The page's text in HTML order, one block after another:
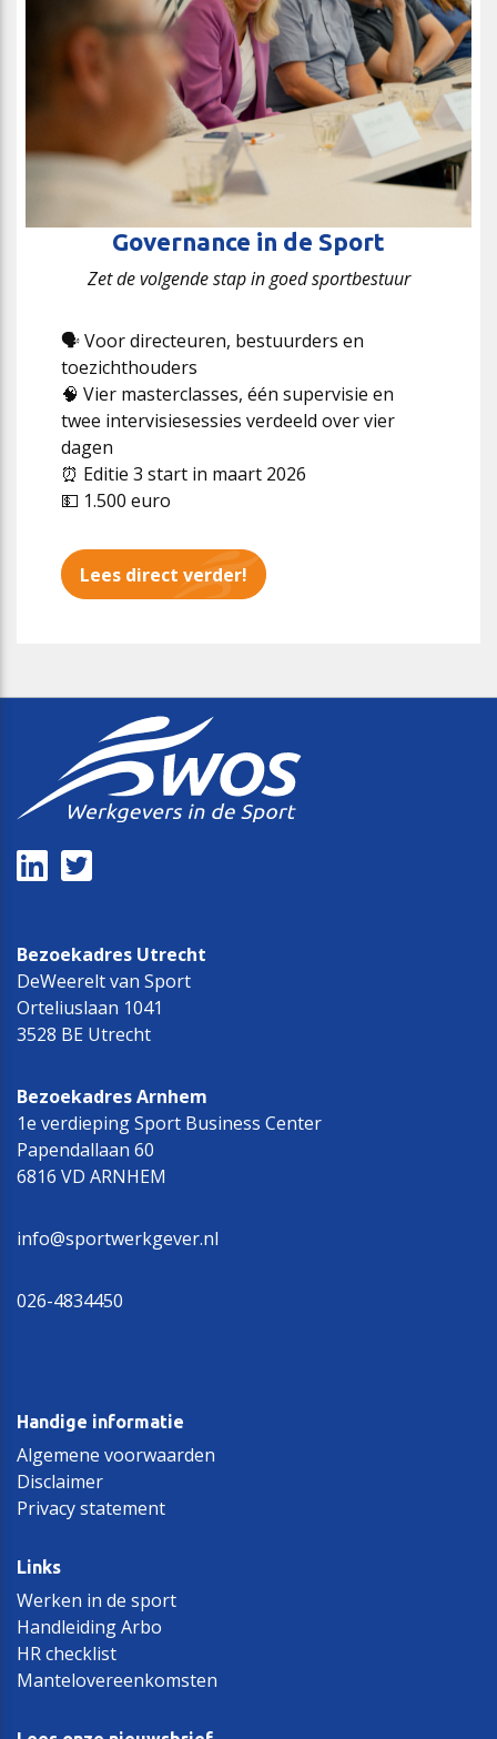
Governance in de Sport
Zet de volgende stap in goed sportbestuur
🗣️ Voor directeuren, bestuurders en
toezichthouders
🧠 Vier masterclasses, één supervisie en
twee intervisiesessies verdeeld over vier
dagen
⏰ Editie 3 start in maart 2026
💵 1.500 euro
Lees direct verder!
Bezoekadres Utrecht
DeWeerelt van Sport
Orteliuslaan 1041
3528 BE Utrecht
Bezoekadres Arnhem
1e verdieping Sport Business Center
Papendallaan 60
6816 VD ARNHEM
info@sportwerkgever.nl
026-4834450
Handige informatie
Algemene voorwaarden
Disclaimer
Privacy statement
Links
Werken in de sport
Handleiding Arbo
HR checklist
Mantelovereenkomsten